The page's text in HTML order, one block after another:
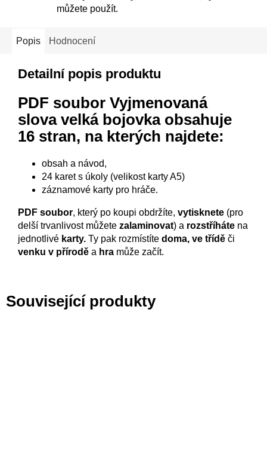
můžete použít.
Popis Hodnocení
Detailní popis produktu
PDF soubor Vyjmenovaná
slova velká bojovkaobsahuje
16 stran, na kterých najdete:
obsah a návod,
24 karet s úkoly (velikost karty A5)
záznamové karty pro hráče.
PDF soubor, který po koupi obdržíte, vytisknete (pro
delší trvanlivost můžete zalaminovat) a rozstříháte na
jednotlivé karty. Ty pak rozmístíte doma, ve třídě či
venku v přírodě a hra může začít.
Související produkty